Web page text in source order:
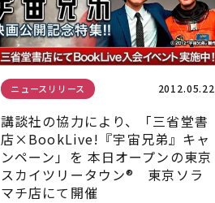
ニュースリリース 2012.05.22
講談社の協力により、「三省堂書
店×BookLive!『宇宙兄弟』キャ
ンペーン」を 本日オープンの東京
スカイツリータウン® 東京ソラ
マチ店にて開催